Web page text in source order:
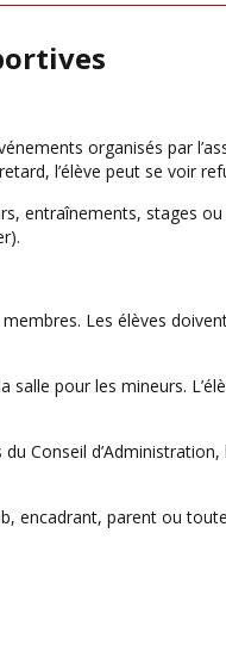
organisés par
l’élève peut se voir
entraînements, stages
Les élèves
pour les mineurs.
Conseil d’Administration,
encadrant, parent ou